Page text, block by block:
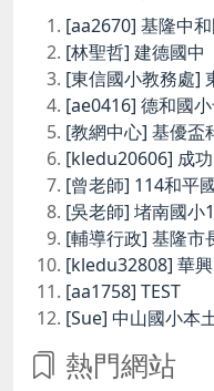
[aa2670] 基隆中
[林聖哲] 建德國中
[東信國小教務處]
[ae0416] 德和國
[教網中心] 基優盃
[kledu20606] 成
[曾老師] 114和平
[吳老師] 堵南國小
[輔導行政] 基隆市
[kledu32808] 華
[aa1758] TEST
[Sue] 中山國小本
熱門網站